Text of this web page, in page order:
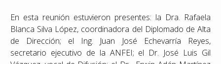
En esta reunión estuvieron presentes: la Dra. Rafaela
Blanca Silva López, coordinadora del Diplomado de Alta
de Dirección; el Ing. Juan José Echevarría Reyes,
secretario ejecutivo de la ANFEI; el Dr. José Luis Gil